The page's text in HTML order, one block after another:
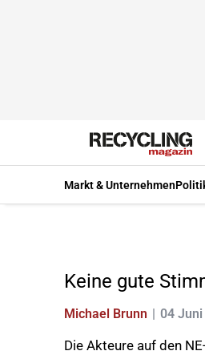
Markt & Unternehmen
Keine gute
Michael Brunn 04
Die Akteure auf den